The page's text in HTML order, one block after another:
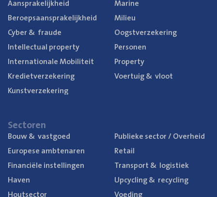
Aan­spra­ke­lijk­heid
Beroeps­aan­spra­ke­lijk­heid
Cyber& fraude
Intel­lec­tu­al property
Inter­na­ti­o­na­le Mobiliteit
Kre­diet­ver­ze­ke­ring
Kunst­ver­ze­ke­ring
Mari­ne
Mili­eu
Oogst­ver­ze­ke­ring
Per­so­nen
Pro­per­ty
Voer­tuig& vloot
Sec­to­ren
Bouw& vastgoed
Euro­pe­se ambtenaren
Finan­ci­ë­le instellingen
Haven
Hout­sec­tor
Publie­ke sec­tor / Overheid
Retail
Trans­port& logistiek
Upcy­cling& recycling
Voe­ding